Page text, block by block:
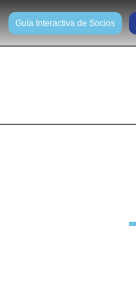
Guía Interactiva de Socios